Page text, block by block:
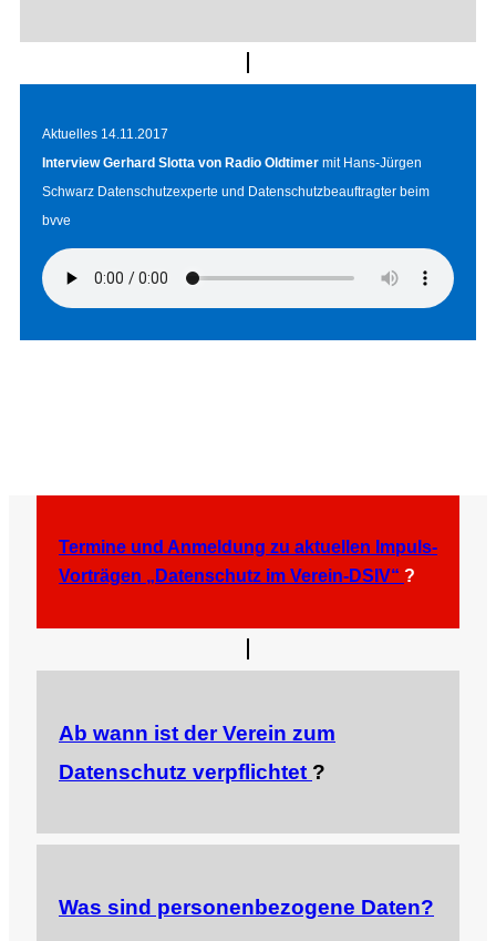
Aktuelles 14.11.2017
Interview Gerhard Slotta von Radio Oldtimer mit Hans-Jürgen
Schwarz Datenschutzexperte und Datenschutzbeauftragter beim
bvve
Termine und Anmeldung zu aktuellen Impuls-
Vorträgen „Datenschutz im Verein-DSIV“ ?
Ab wann ist der Verein zum
Datenschutz verpflichtet ?
Was sind personenbezogene Daten?